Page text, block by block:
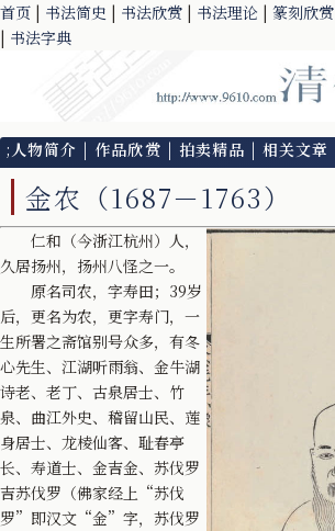
首页 | 书法简史 | 书法欣赏 | 书法理论 | 篆刻欣赏
| 书法字典
; 人物简介 | 作品欣赏 | 拍卖精品 | 相关文章
金农（1687－1763）
仁和（今浙江杭州）人，
久居扬州，扬州八怪之一。
原名司农，字寿田；39岁
后，更名为农，更字寿门，一
生所署之斋馆别号众多，有冬
心先生、江湖听雨翁、金牛湖
诗老、老丁、古泉居士、竹
泉、曲江外史、稽留山民、莲
身居士、龙棱仙客、耻春亭
长、寿道士、金吉金、苏伐罗
吉苏伐罗（佛家经上“苏伐
罗”即汉文“金”字，苏伐罗